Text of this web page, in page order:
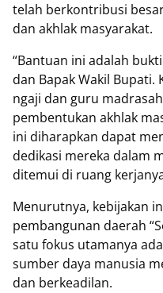
telah berkontribusi
dan akhlak masyarakat.
“Bantuan ini adalah
dan Bapak Wakil
ngaji dan guru
pembentukan akhlak
ini diharapkan dapat
dedikasi mereka dalam
ditemui di ruang
Menurutnya, kebijakan
pembangunan daerah
satu fokus utamanya
sumber daya manusia
dan berkeadilan.